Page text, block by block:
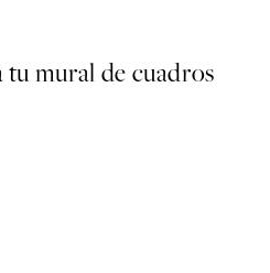
mural de cuadros